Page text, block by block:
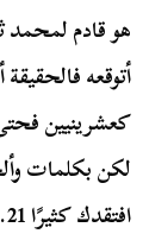
أتوقعه
كعشرينيين
لكن بكلمات
افتقدك كثيرًا 21.